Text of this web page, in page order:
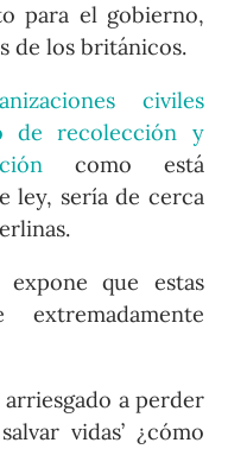
para el gobierno,
de los británicos.
civiles
de recolección y
como está
ley, sería de cerca
que estas
extremadamente
arriesgado a perder
vidas’ ¿cómo